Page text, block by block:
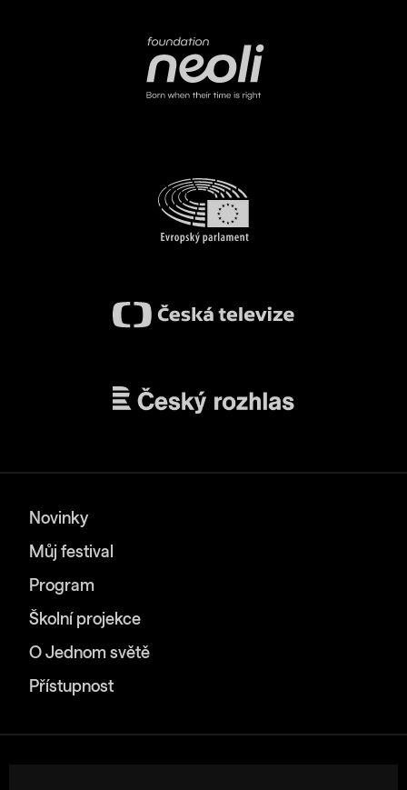
Novinky
Můj festival
Program
Školní projekce
O Jednom světě
Přístupnost